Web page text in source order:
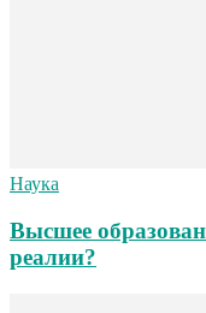
Наука
Высшее
реалии?